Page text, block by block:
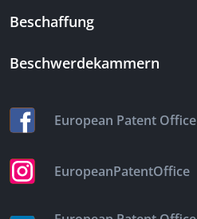
Beschaffung
Beschwerdekammern
European Patent Office
EuropeanPatentOffice